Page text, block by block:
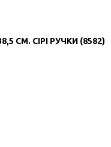
СМ. СІРІ РУЧКИ (8582)